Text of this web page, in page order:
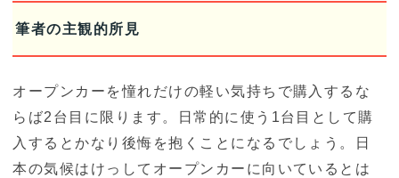
筆者の主観的所見
オープンカーを憧れだけの軽い気持ちで購入するな
らば2台目に限ります。日常的に使う1台目として購
入するとかなり後悔を抱くことになるでしょう。日
本の気候はけっしてオープンカーに向いているとは